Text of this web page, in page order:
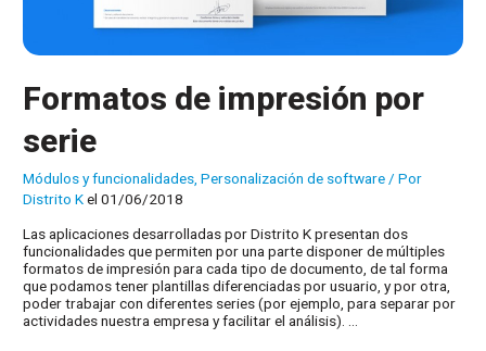
Formatos de impresión por
serie
Módulos y funcionalidades,Personalización de software/ Por
Distrito Kel 01/06/2018
Las aplicaciones desarrolladas por Distrito K presentan dos
funcionalidades que permiten por una parte disponer de múltiples
formatos de impresión para cada tipo de documento, de tal forma
que podamos tener plantillas diferenciadas por usuario, y por otra,
poder trabajar con diferentes series (por ejemplo, para separar por
actividades nuestra empresa y facilitar el análisis). …